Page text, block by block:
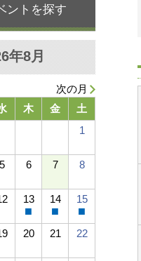
ントを探す
年8月
次の月
木 金
土
1
5 6 7 8
13
■
14
■
15
■
20 21 22